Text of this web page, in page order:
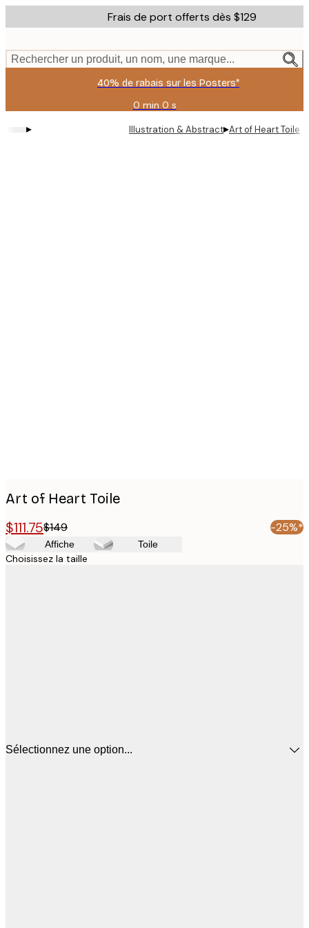
to
content.
Frais de port offerts dès $129
Rechercher un produit, un nom, une marque...
40% de rabais sur les Posters*
0 min 0 s
Valable
jusqu'au
:
▸ Illustration & Abstract▸Art of Heart Toile
Art of Heart Toile
$111.75$149 -25%*
Affiche Toile
Choisissez la taille
Sélectionnez une option...